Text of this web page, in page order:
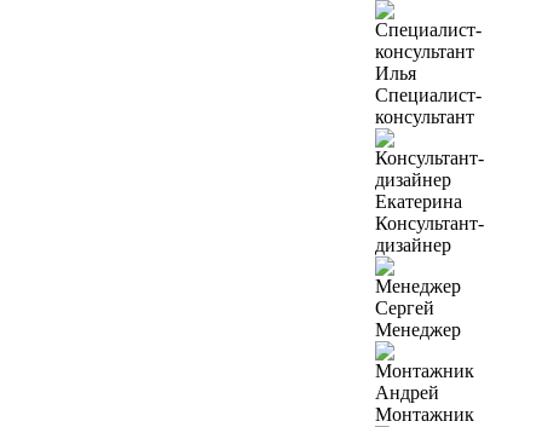
Илья
Специалист-
консультант
Екатерина
Консультант-
дизайнер
Сергей
Менеджер
Андрей
Монтажник